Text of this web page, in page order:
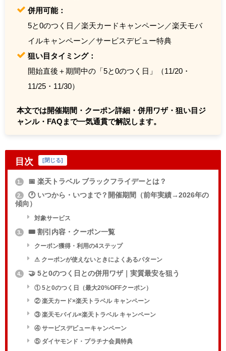
併用可能：
5と0のつく日／楽天カードキャンペーン／楽天モバ
イルキャンペーン／サービスデビュー特典
狙い目タイミング：
開始直後＋期間中の「5と0のつく日」（11/20・
11/25・11/30）
本文では開催期間・クーポン詳細・併用ワザ・狙い目ジ
ャンル・FAQまで一気通貫で解説します。
目次 閉じる
1. 📅 楽天トラベル ブラックフライデーとは？
2.
🕐 いつから・いつまで？開催期間（前年実績→2026年の
傾向）
対象サービス
3. 🎟️ 割引内容・クーポン一覧
クーポン獲得・利用の4ステップ
⚠ クーポンが使えないときによくあるパターン
4. 🤝 5と0のつく日との併用ワザ｜実質最安を狙う
① 5と0のつく日（最大20%OFFクーポン）
② 楽天カード×楽天トラベル キャンペーン
③ 楽天モバイル×楽天トラベル キャンペーン
④ サービスデビューキャンペーン
⑤ ダイヤモンド・プラチナ会員特典